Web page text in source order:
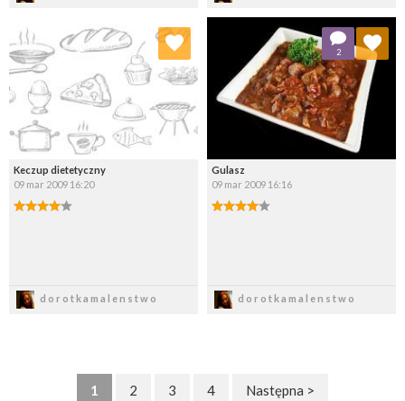
Keczup dietetyczny
09 mar 2009 16:20
dorotkamalenstwo
Dodaj do ulubionych
Wybierz listę:
Gulasz
09 mar 2009 16:16
dorotkamalenstwo
2
Dodaj do ulubionych
Wybierz listę:
1 2 3 4 Następna >